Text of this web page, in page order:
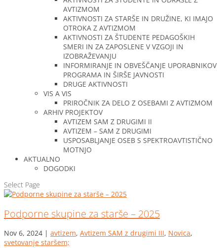
AVTIZMOM
AKTIVNOSTI ZA STARŠE IN DRUŽINE, KI IMAJO
OTROKA Z AVTIZMOM
AKTIVNOSTI ZA ŠTUDENTE PEDAGOŠKIH
SMERI IN ZA ZAPOSLENE V VZGOJI IN
IZOBRAŽEVANJU
INFORMIRANJE IN OBVEŠČANJE UPORABNIKOV
PROGRAMA IN ŠIRŠE JAVNOSTI
DRUGE AKTIVNOSTI
VIS A VIS
PRIROČNIK ZA DELO Z OSEBAMI Z AVTIZMOM
ARHIV PROJEKTOV
AVTIZEM SAM Z DRUGIMI II
AVTIZEM – SAM Z DRUGIMI
USPOSABLJANJE OSEB S SPEKTROAVTISTIČNO
MOTNJO
AKTUALNO
DOGODKI
Select Page
Podporne skupine za starše – 2025
Nov 6, 2024 | avtizem, Avtizem SAM z drugimi III, Novica,
svetovanje staršem;